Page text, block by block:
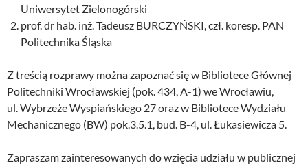
Uniwersytet Zielonogórski
prof. dr hab. inż. Tadeusz BURCZYŃSKI, czł. koresp. PAN
Politechnika Śląska
Z treścią rozprawy można zapoznać się w Bibliotece Głównej
Politechniki Wrocławskiej (pok. 434, A-1) we Wrocławiu,
ul. Wybrzeże Wyspiańskiego 27 oraz w Bibliotece Wydziału
Mechanicznego (BW) pok.3.5.1, bud. B-4, ul. Łukasiewicza 5.
Zapraszam zainteresowanych do wzięcia udziału w publicznej